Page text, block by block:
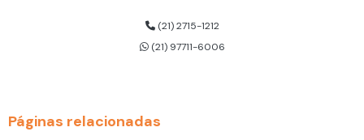
Cilindro de ar respirável dräger
Cinto de segurança 3 pontos
(21) 2715-1212
(21) 97711-6006
Páginas relacionadas